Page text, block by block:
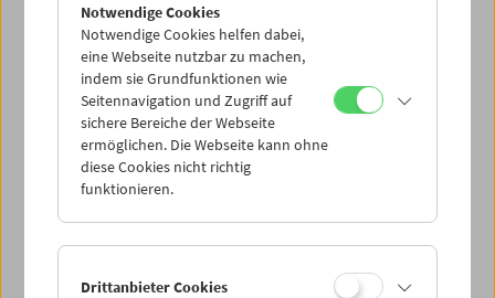
Di 9.3.
Mi 10.3.
Do 11.3.
Notwendige Cookies
Notwendige Cookies helfen dabei,
eine Webseite nutzbar zu machen,
indem sie Grundfunktionen wie
Seitennavigation und Zugriff auf
sichere Bereiche der Webseite
ermöglichen. Die Webseite kann ohne
diese Cookies nicht richtig
funktionieren.
Drittanbieter Cookies